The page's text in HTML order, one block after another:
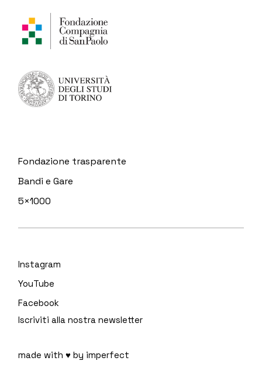
Fondazione trasparente
Bandi e Gare
5×1000
Instagram
YouTube
Facebook
Iscriviti alla nostra newsletter
made with ♥ by imperfect